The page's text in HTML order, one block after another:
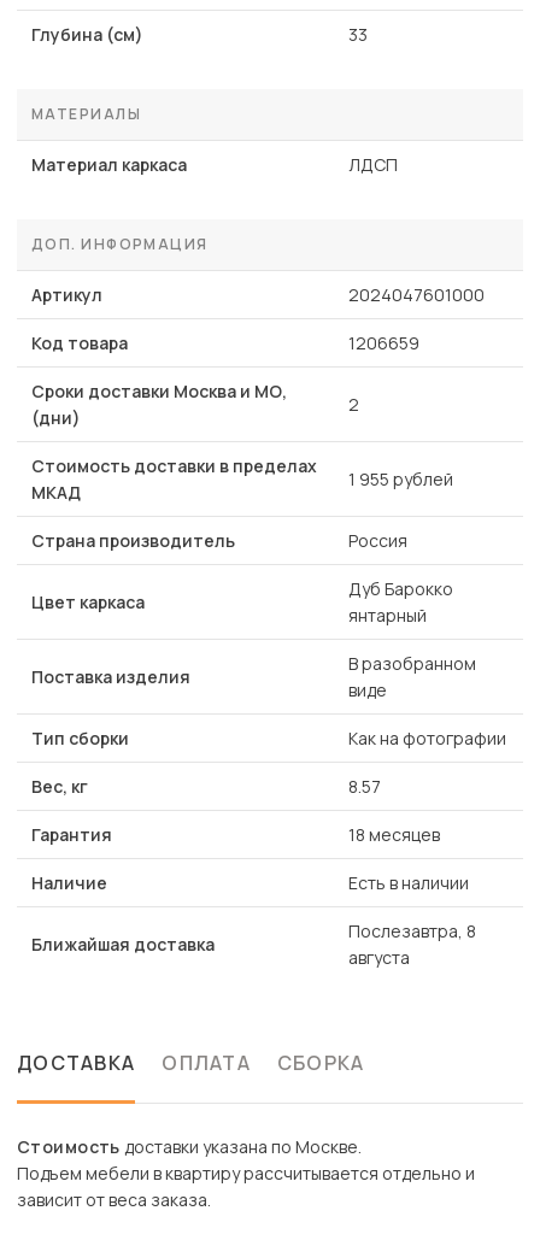
Глубина (см) 33
МАТЕРИАЛЫ
Материал каркаса ЛДСП
ДОП. ИНФОРМАЦИЯ
Артикул 2024047601000
Код товара 1206659
Сроки доставки Москва и МО,
(дни)
2
Стоимость доставки в пределах
МКАД
1 955 рублей
Страна производитель Россия
Цвет каркаса
Дуб Барокко
янтарный
Поставка изделия
В разобранном
виде
Тип сборки Как на фотографии
Вес, кг 8.57
Гарантия 18 месяцев
Наличие Есть в наличии
Ближайшая доставка
Послезавтра, 8
августа
ДОСТАВКА ОПЛАТА СБОРКА
Стоимость доставки указана по Москве.
Подъем мебели в квартиру рассчитывается отдельно и
зависит от веса заказа.